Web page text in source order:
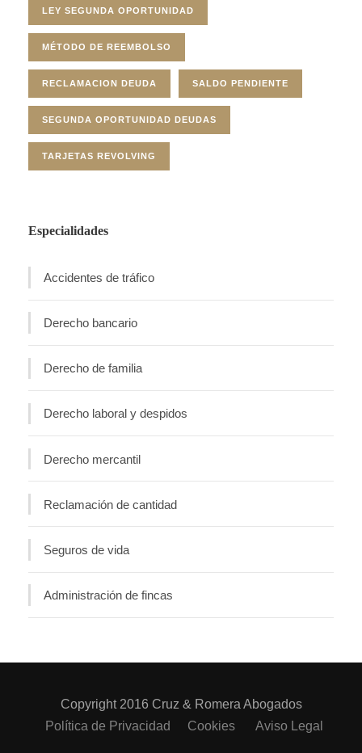
LEY SEGUNDA OPORTUNIDAD
MÉTODO DE REEMBOLSO
RECLAMACION DEUDA SALDO PENDIENTE
SEGUNDA OPORTUNIDAD DEUDAS
TARJETAS REVOLVING
Especialidades
Accidentes de tráfico
Derecho bancario
Derecho de familia
Derecho laboral y despidos
Derecho mercantil
Reclamación de cantidad
Seguros de vida
Administración de fincas
Copyright 2016 Cruz & Romera Abogados
Política de Privacidad
Cookies Aviso Legal